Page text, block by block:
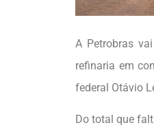
A Petrobras
refinaria em
federal Otávio
Do total que